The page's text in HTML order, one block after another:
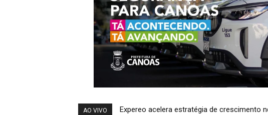
AO VIVO Entenda o Caso: Cinebiografia de Jair